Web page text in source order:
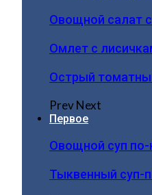
Овощной салат
Омлет с
Острый
PrevNext
Первое
Овощной суп по-
Тыквенный суп-